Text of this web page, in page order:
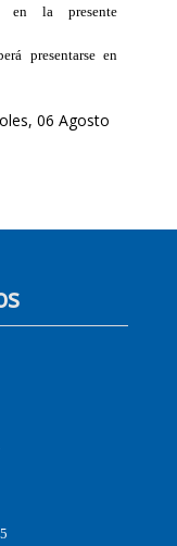
en la presente
presentarse en
06 Agosto